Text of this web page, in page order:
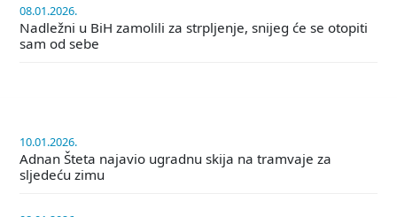
08.01.2026.
Nadležni u BiH zamolili za strpljenje, snijeg će se otopiti
sam od sebe
10.01.2026.
Adnan Šteta najavio ugradnu skija na tramvaje za
sljedeću zimu